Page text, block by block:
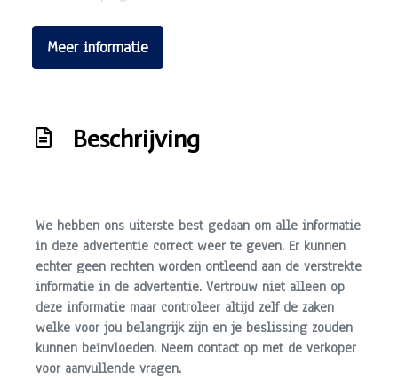
Buitenspiegels elektrisch verstel- en verwarmbaar
Bumpers in carrosseriekleur
Getint glas
Overige
Anti blokkeer systeem
Bestuurdersairbag
Centr. deurvergrendeling en elektr. ramen voor
Elektrische ramen en getint glas
Meer informatie
Beschrijving
We hebben ons uiterste best gedaan om alle informatie
in deze advertentie correct weer te geven. Er kunnen
echter geen rechten worden ontleend aan de verstrekte
informatie in de advertentie. Vertrouw niet alleen op
deze informatie maar controleer altijd zelf de zaken
welke voor jou belangrijk zijn en je beslissing zouden
kunnen beïnvloeden. Neem contact op met de verkoper
voor aanvullende vragen.